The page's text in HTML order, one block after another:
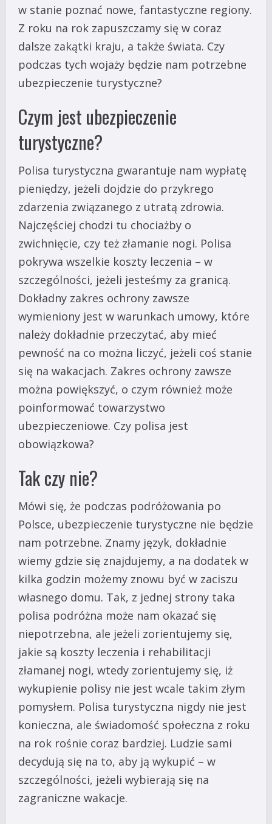
w stanie poznać nowe, fantastyczne regiony.
Z roku na rok zapuszczamy się w coraz
dalsze zakątki kraju, a także świata. Czy
podczas tych wojaży będzie nam potrzebne
ubezpieczenie turystyczne?
Czym jest ubezpieczenie
turystyczne?
Polisa turystyczna gwarantuje nam wypłatę
pieniędzy, jeżeli dojdzie do przykrego
zdarzenia związanego z utratą zdrowia.
Najczęściej chodzi tu chociażby o
zwichnięcie, czy też złamanie nogi. Polisa
pokrywa wszelkie koszty leczenia – w
szczególności, jeżeli jesteśmy za granicą.
Dokładny zakres ochrony zawsze
wymieniony jest w warunkach umowy, które
należy dokładnie przeczytać, aby mieć
pewność na co można liczyć, jeżeli coś stanie
się na wakacjach. Zakres ochrony zawsze
można powiększyć, o czym również może
poinformować towarzystwo
ubezpieczeniowe. Czy polisa jest
obowiązkowa?
Tak czy nie?
Mówi się, że podczas podróżowania po
Polsce, ubezpieczenie turystyczne nie będzie
nam potrzebne. Znamy język, dokładnie
wiemy gdzie się znajdujemy, a na dodatek w
kilka godzin możemy znowu być w zaciszu
własnego domu. Tak, z jednej strony taka
polisa podróżna może nam okazać się
niepotrzebna, ale jeżeli zorientujemy się,
jakie są koszty leczenia i rehabilitacji
złamanej nogi, wtedy zorientujemy się, iż
wykupienie polisy nie jest wcale takim złym
pomysłem. Polisa turystyczna nigdy nie jest
konieczna, ale świadomość społeczna z roku
na rok rośnie coraz bardziej. Ludzie sami
decydują się na to, aby ją wykupić – w
szczególności, jeżeli wybierają się na
zagraniczne wakacje.